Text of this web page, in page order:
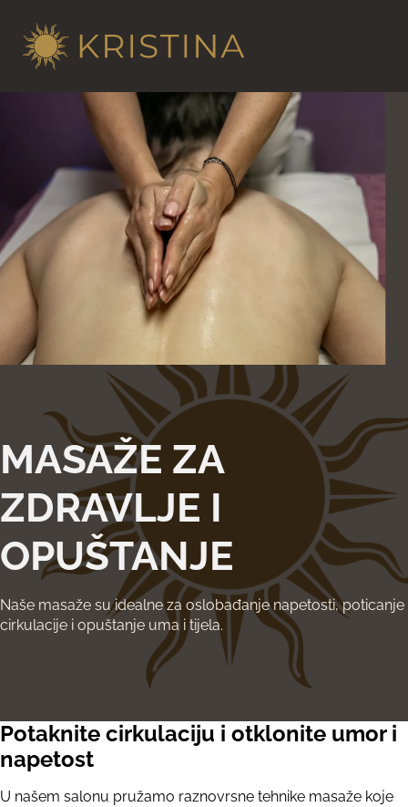
MASAŽE ZA
ZDRAVLJE I
OPUŠTANJE
Naše masaže su idealne za oslobađanje napetosti, poticanje
cirkulacije i opuštanje uma i tijela.
Potaknite cirkulaciju i otklonite umor i
napetost
U našem salonu pružamo raznovrsne tehnike masaže koje